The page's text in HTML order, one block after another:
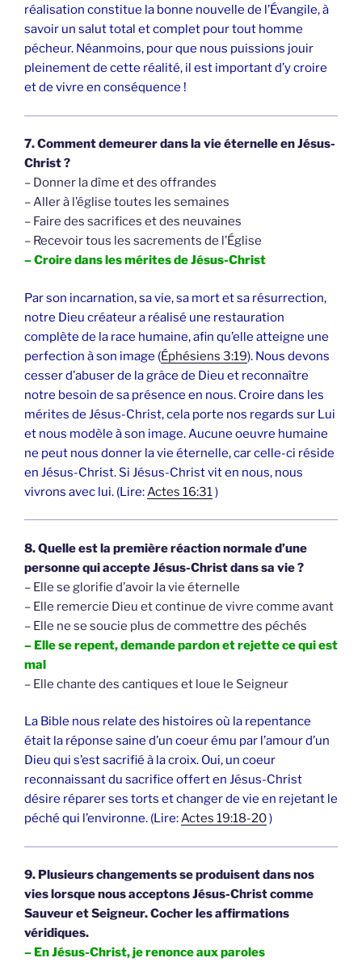
réalisation constitue la bonne nouvelle de l’Évangile, à
savoir un salut total et complet pour tout homme
pécheur. Néanmoins, pour que nous puissions jouir
pleinement de cette réalité, il est important d’y croire
et de vivre en conséquence !
7. Comment demeurer dans la vie éternelle en Jésus-
Christ ?
– Donner la dîme et des offrandes
– Aller à l’église toutes les semaines
– Faire des sacrifices et des neuvaines
– Recevoir tous les sacrements de l’Église
– Croire dans les mérites de Jésus-Christ
Par son incarnation, sa vie, sa mort et sa résurrection,
notre Dieu créateur a réalisé une restauration
complète de la race humaine, afin qu’elle atteigne une
perfection à son image (Éphésiens 3:19). Nous devons
cesser d’abuser de la grâce de Dieu et reconnaître
notre besoin de sa présence en nous. Croire dans les
mérites de Jésus-Christ, cela porte nos regards sur Lui
et nous modèle à son image. Aucune oeuvre humaine
ne peut nous donner la vie éternelle, car celle-ci réside
en Jésus-Christ. Si Jésus-Christ vit en nous, nous
vivrons avec lui. (Lire: Actes 16:31 )
8. Quelle est la première réaction normale d’une
personne qui accepte Jésus-Christ dans sa vie ?
– Elle se glorifie d’avoir la vie éternelle
– Elle remercie Dieu et continue de vivre comme avant
– Elle ne se soucie plus de commettre des péchés
– Elle se repent, demande pardon et rejette ce qui est
mal
– Elle chante des cantiques et loue le Seigneur
La Bible nous relate des histoires où la repentance
était la réponse saine d’un coeur ému par l’amour d’un
Dieu qui s’est sacrifié à la croix. Oui, un coeur
reconnaissant du sacrifice offert en Jésus-Christ
désire réparer ses torts et changer de vie en rejetant le
péché qui l’environne. (Lire:Actes 19:18-20)
9. Plusieurs changements se produisent dans nos
vies lorsque nous acceptons Jésus-Christ comme
Sauveur et Seigneur. Cocher les affirmations
véridiques.
– En Jésus-Christ, je renonce aux paroles